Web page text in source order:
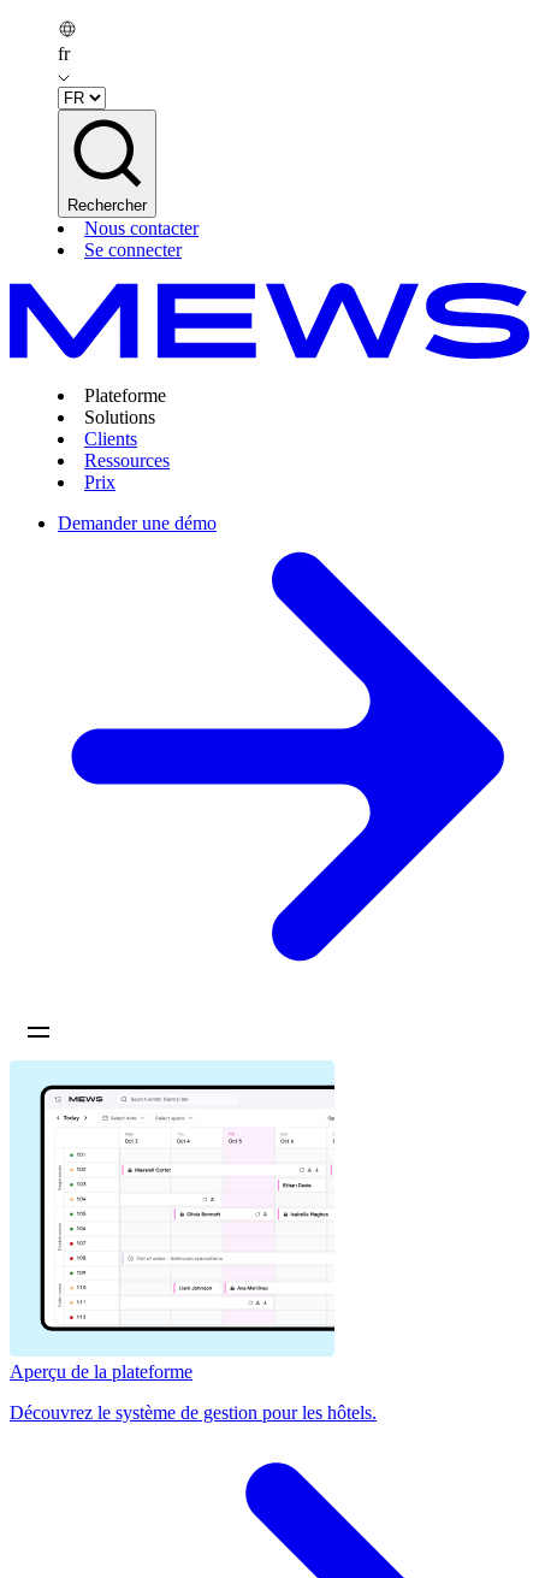
fr
Rechercher
Nous contacter
Se connecter
Plateforme
Solutions
Clients
Ressources
Prix
Demander une démo
Aperçu de la plateforme
Découvrez le système de gestion pour les hôtels.